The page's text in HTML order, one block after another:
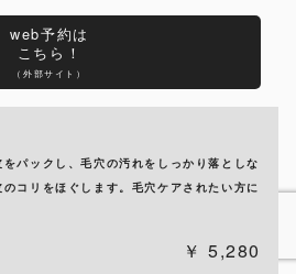
web予約は
こちら！
（外部サイト）
パックし、毛穴の汚れをしっかり落としな
コリをほぐします。毛穴ケアされたい方に
5,280